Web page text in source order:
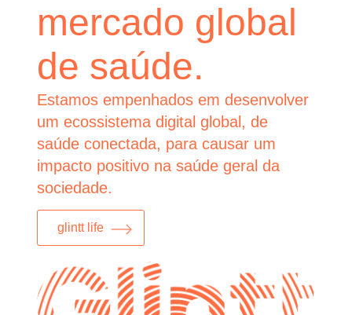
mercado global
de saúde.
Estamos empenhados em desenvolver
um ecossistema digital global, de
saúde conectada, para causar um
impacto positivo na saúde geral da
sociedade.
glintt life